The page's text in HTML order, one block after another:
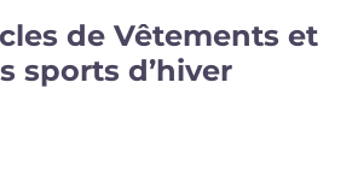
de Vêtements et
sports d’hiver